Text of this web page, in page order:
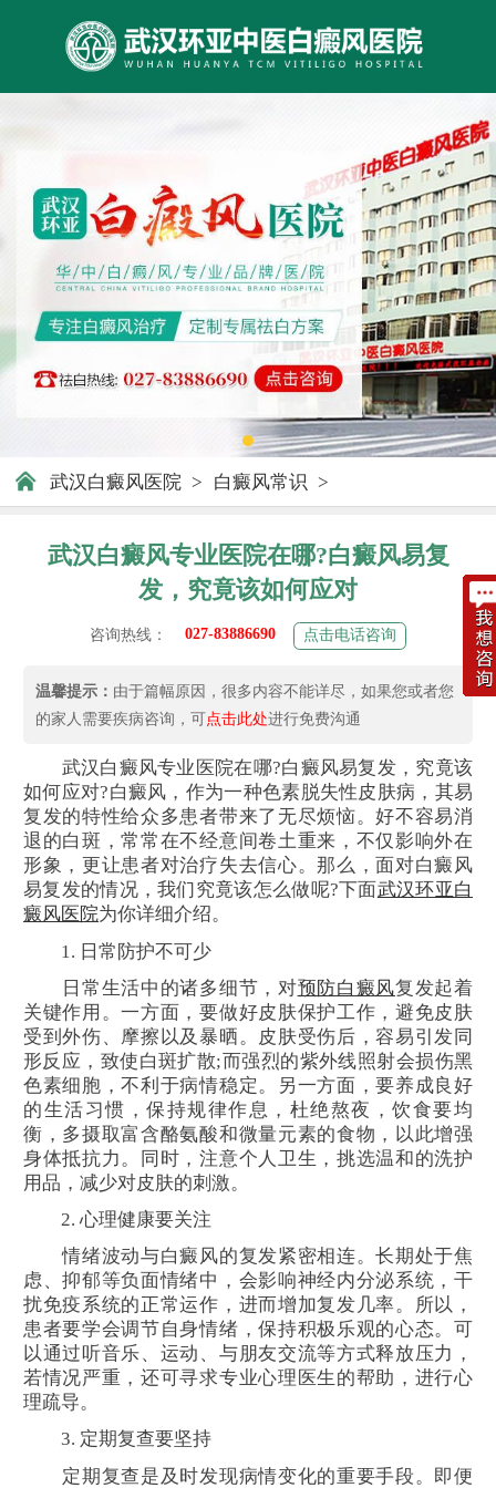
武汉白癜风医院 > 白癜风常识 >
武汉白癜风专业医院在哪?白癜风易复
发，究竟该如何应对
咨询热线： 027-83886690 点击电话咨询
温馨提示： 由于篇幅原因，很多内容不能详尽，如果您或者您
的家人需要疾病咨询，可点击此处进行免费沟通
武汉白癜风专业医院在哪?白癜风易复发，究竟该
如何应对?白癜风，作为一种色素脱失性皮肤病，其易
复发的特性给众多患者带来了无尽烦恼。好不容易消
退的白斑，常常在不经意间卷土重来，不仅影响外在
形象，更让患者对治疗失去信心。那么，面对白癜风
易复发的情况，我们究竟该怎么做呢?下面武汉环亚白
癜风医院为你详细介绍。
1. 日常防护不可少
日常生活中的诸多细节，对预防白癜风复发起着
关键作用。一方面，要做好皮肤保护工作，避免皮肤
受到外伤、摩擦以及暴晒。皮肤受伤后，容易引发同
形反应，致使白斑扩散;而强烈的紫外线照射会损伤黑
色素细胞，不利于病情稳定。另一方面，要养成良好
的生活习惯，保持规律作息，杜绝熬夜，饮食要均
衡，多摄取富含酪氨酸和微量元素的食物，以此增强
身体抵抗力。同时，注意个人卫生，挑选温和的洗护
用品，减少对皮肤的刺激。
2. 心理健康要关注
情绪波动与白癜风的复发紧密相连。长期处于焦
虑、抑郁等负面情绪中，会影响神经内分泌系统，干
扰免疫系统的正常运作，进而增加复发几率。所以，
患者要学会调节自身情绪，保持积极乐观的心态。可
以通过听音乐、运动、与朋友交流等方式释放压力，
若情况严重，还可寻求专业心理医生的帮助，进行心
理疏导。
3. 定期复查要坚持
定期复查是及时发现病情变化的重要手段。即便